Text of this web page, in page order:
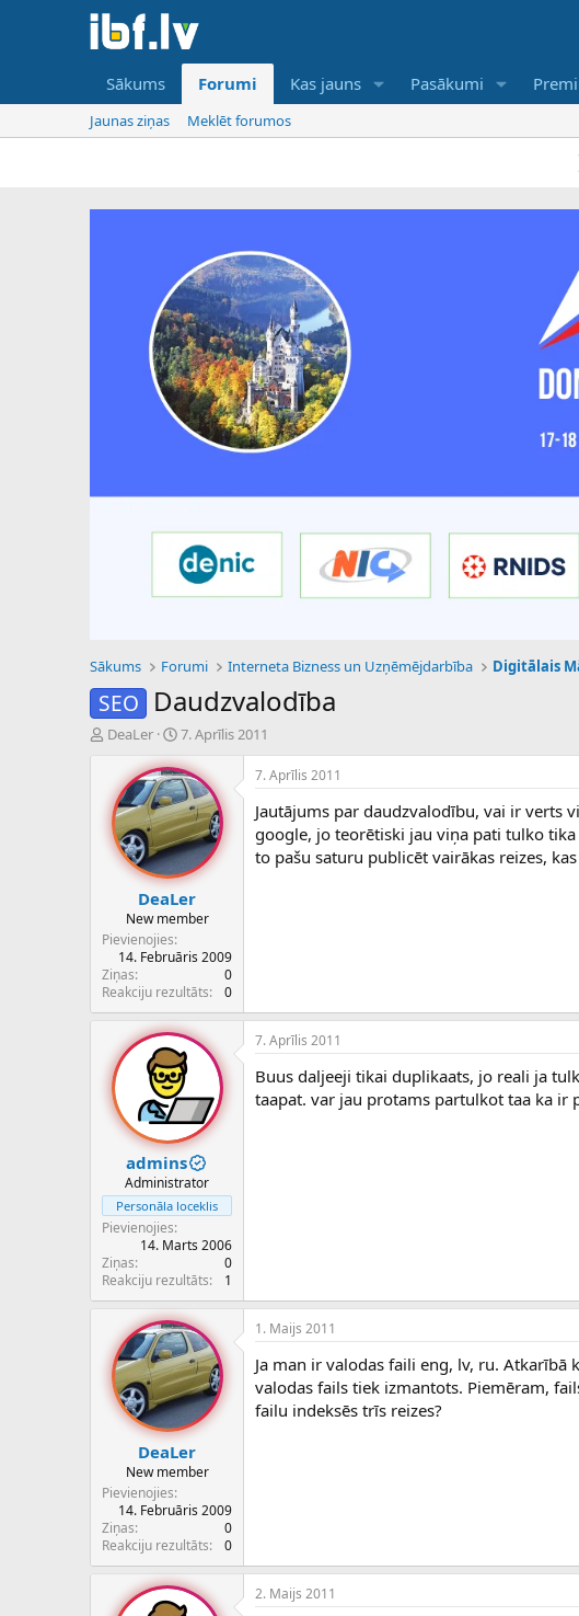
Sākums Forumi Kas jauns Pasākumi
Jaunas ziņas Meklēt forumos
IBF ir
Sākums Forumi Interneta Bizness un Uzņēmējdarbība
SEO Daudzvalodība
P
e
d
e
z
s
ā
c
ē
DeaLer
S
k
u
m
a
d
a
u
m
s
7. Aprīlis 2011
DeaLer
New member
Pievienojies
14. Februāris 2009
Ziņas
0
Reakciju rezultāts
0
7. Aprīlis 2011
Jautājums par daudzvalodību, vai ir verts
google, jo teorētiski jau viņa pati tulko
to pašu saturu publicēt vairākas reizes,
admins
Administrator
Personāla loceklis
Pievienojies
14. Marts 2006
Ziņas
0
Reakciju rezultāts
1
7. Aprīlis 2011
Buus daljeeji tikai duplikaats, jo reali ja
taapat. var jau protams partulkot taa ka ir
DeaLer
New member
Pievienojies
14. Februāris 2009
Ziņas
0
Reakciju rezultāts
0
1. Maijs 2011
Ja man ir valodas faili eng, lv, ru.
valodas fails tiek izmantots. Piemēram,
failu indeksēs trīs reizes?
2. Maijs 2011